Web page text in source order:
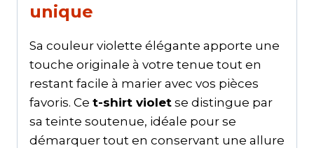
unique
Sa couleur violette élégante apporte une
touche originale à votre tenue tout en
restant facile à marier avec vos pièces
favoris. Ce t-shirt violet se distingue par
sa teinte soutenue, idéale pour se
démarquer tout en conservant une allure